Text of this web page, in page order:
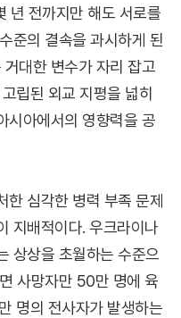
년 전까지만 해도 서로를
준의 결속을 과시하게 된
대한 변수가 자리 잡고
립된 외교 지평을 넓히
시아에서의 영향력을 공
한 심각한 병력 부족 문제
지배적이다. 우크라이나
상상을 초월하는 수준으
사망자만 50만 명에 육
명의 전사자가 발생하는